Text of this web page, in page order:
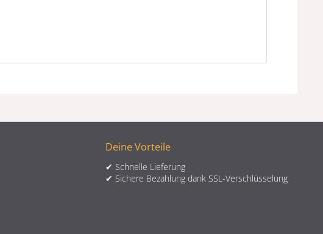
Deine Vorteile
✔ Schnelle Lieferung
✔ Sichere Bezahlung dank SSL-Verschlüsselung